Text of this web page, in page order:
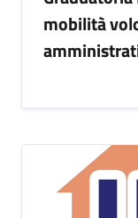
mobilità